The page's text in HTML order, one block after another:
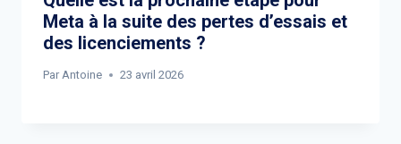
Meta à la suite des pertes d’essais et
des licenciements ?
Par Antoine 23 avril 2026